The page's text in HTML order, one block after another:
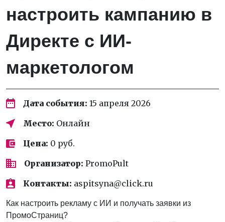
настроить кампанию в
Директе с ИИ-
маркетологом
Дата события: 15 апреля 2026
Место: Онлайн
Цена: 0 руб.
Организатор: PromoPult
Контакты: aspitsyna@click.ru
Как настроить рекламу с ИИ и получать заявки из
ПромоСтраниц?